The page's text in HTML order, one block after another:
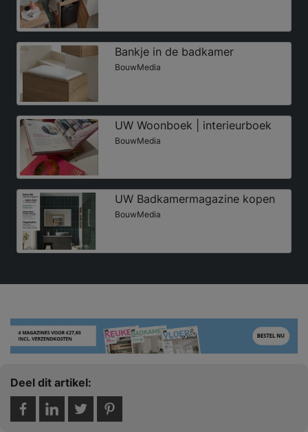
Bankje in de badkamer
BouwMedia
UW Woonboek | interieurboek
BouwMedia
UW Badkamermagazine kopen
BouwMedia
Deel dit artikel: